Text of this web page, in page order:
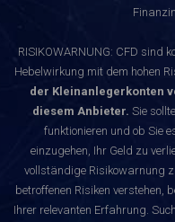
RISIKOWARNUNG: CFD sind
Hebelwirkung mit dem hohen
der Kleinanlegerkonten
diesem Anbieter. Sie
funktionieren und ob Sie
einzugehen, Ihr Geld zu
vollständige Risikowarnung
betroffenen Risiken verstehen,
Ihrer relevanten Erfahrung.